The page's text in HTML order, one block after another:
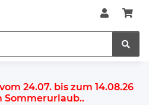
24.07. bis zum 14.08.26
Sommerurlaub..